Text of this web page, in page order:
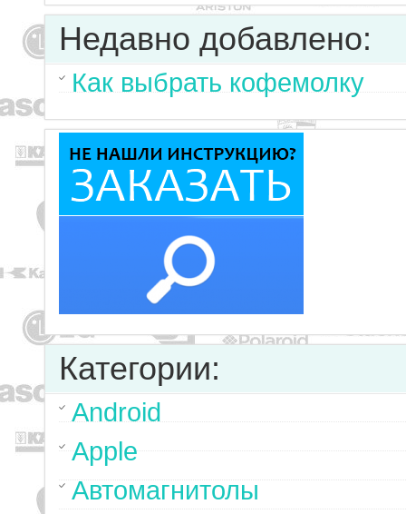
Недавно добавлено:
Как выбрать кофемолку
Категории:
Android
Apple
Автомагнитолы